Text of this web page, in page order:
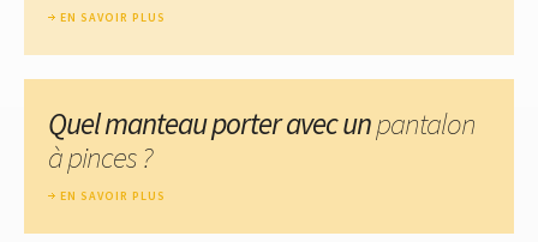
EN SAVOIR PLUS
Quel manteau porter avec unpantalon
à pinces ?
EN SAVOIR PLUS